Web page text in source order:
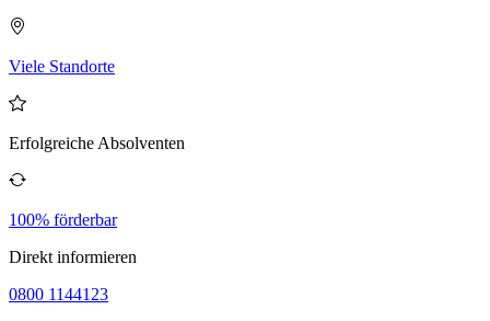
Viele Standorte
Erfolgreiche Absolventen
100% förderbar
Direkt informieren
0800 1144123